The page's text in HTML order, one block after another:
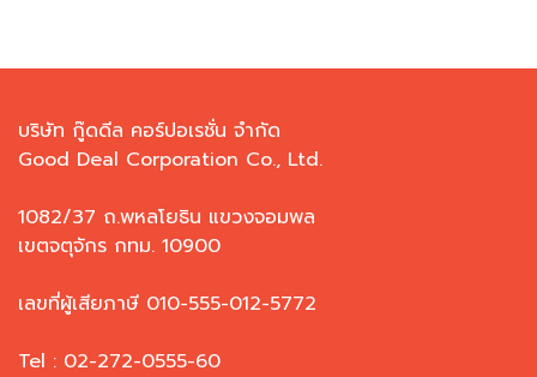
บริษัท กู๊ดดีล คอร์ปอเรชั่น จำกัด
Good Deal Corporation Co., Ltd.
1082/37 ถ.พหลโยธิน แขวงจอมพล
เขตจตุจักร กทม. 10900
เลขที่ผู้เสียภาษี 010-555-012-5772
Tel : 02-272-0555-60